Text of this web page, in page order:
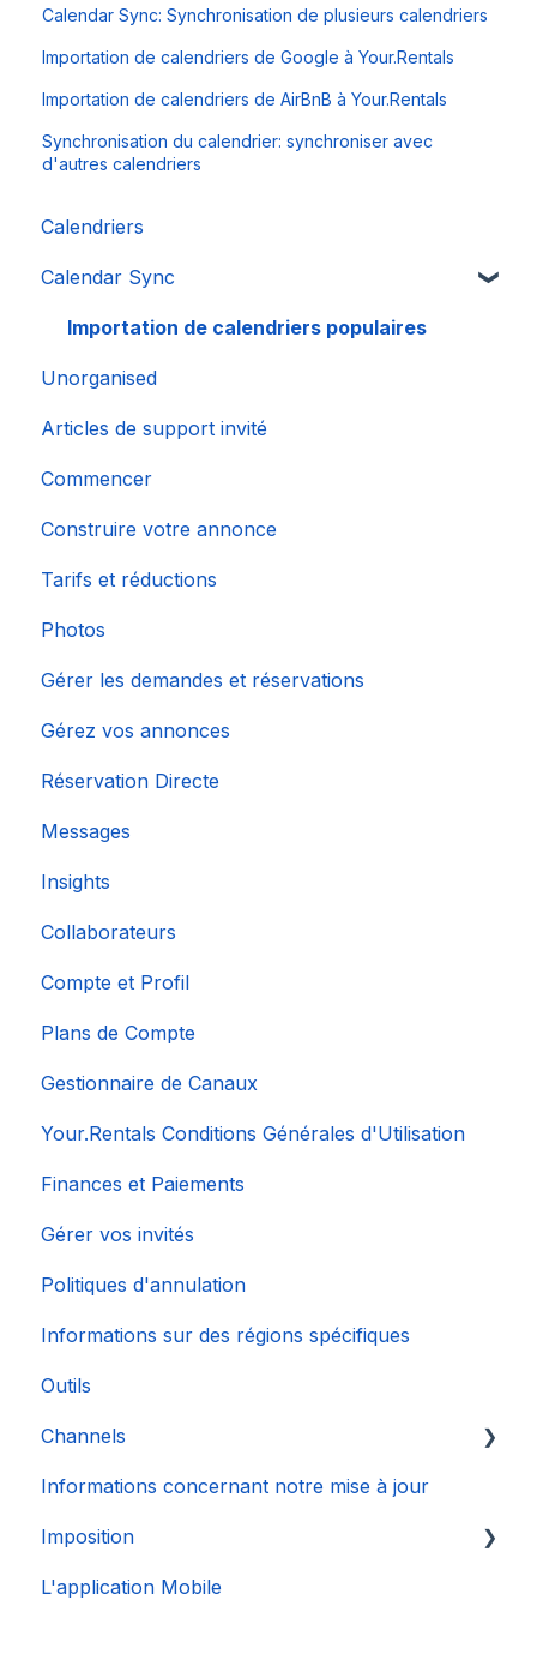
Calendar Sync: Synchronisation de plusieurs calendriers
Importation de calendriers de Google à Your.Rentals
Importation de calendriers de AirBnB à Your.Rentals
Synchronisation du calendrier: synchroniser avec
d'autres calendriers
Calendriers
Calendar Sync
Importation de calendriers populaires
Unorganised
Articles de support invité
Commencer
Construire votre annonce
Tarifs et réductions
Photos
Gérer les demandes et réservations
Gérez vos annonces
Réservation Directe
Messages
Insights
Collaborateurs
Compte et Profil
Plans de Compte
Gestionnaire de Canaux
Your.Rentals Conditions Générales d'Utilisation
Finances et Paiements
Gérer vos invités
Politiques d'annulation
Informations sur des régions spécifiques
Outils
Channels
Connexion de Compte
Informations concernant notre mise à jour
Imposition
DAC 7
L'application Mobile